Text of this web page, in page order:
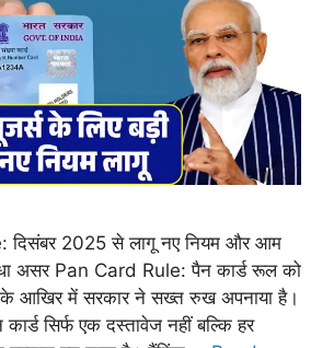
दिसंबर 2025 से लागू नए नियम और आम
असर Pan Card Rule: पैन कार्ड रूल को
आखिर में सरकार ने सख्त रुख अपनाया है।
सिर्फ एक दस्तावेज नहीं बल्कि हर